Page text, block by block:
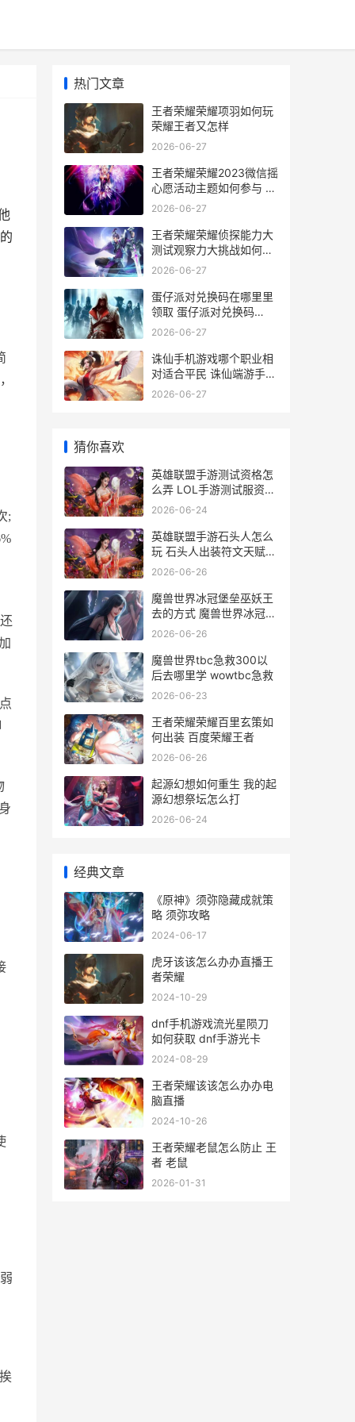
;
热门文章
王者荣耀荣耀项羽如何玩
荣耀王者又怎样
2026-06-27
王者荣耀荣耀2023微信摇
心愿活动主题如何参与 王
者荣耀荣耀战区怎么修改
2026-06-27
王者荣耀荣耀侦探能力大
测试观察力大挑战如何玩
王者荣耀侦查组
2026-06-27
蛋仔派对兑换码在哪里里
领取 蛋仔派对兑换码
100000蛋币
2026-06-27
诛仙手机游戏哪个职业相
对适合平民 诛仙端游手机
版
2026-06-27
猜你喜欢
英雄联盟手游测试资格怎
么弄 LOL手游测试服资格
申请
2026-06-24
英雄联盟手游石头人怎么
玩 石头人出装符文天赋玩
法攻略
2026-06-26
魔兽世界冰冠堡垒巫妖王
去的方式 魔兽世界冰冠堡
垒声望怎么刷
2026-06-26
魔兽世界tbc急救300以
后去哪里学 wowtbc急救
2026-06-23
王者荣耀荣耀百里玄策如
何出装 百度荣耀王者
2026-06-26
起源幻想如何重生 我的起
源幻想祭坛怎么打
2026-06-24
经典文章
《原神》须弥隐藏成就策
略 须弥攻略
2024-06-17
虎牙该该怎么办办直播王
者荣耀
2024-10-29
dnf手机游戏流光星陨刀
如何获取 dnf手游光卡
2024-08-29
王者荣耀该该怎么办办电
脑直播
2024-10-26
王者荣耀老鼠怎么防止 王
者 老鼠
2026-01-31